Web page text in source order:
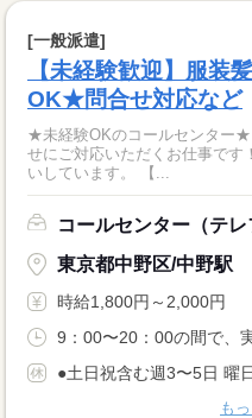
[一般派遣]
【未経験歓迎】服
OK★問合せ対応など
★未経験OKのコールセンター★ お客様からの予約受付や、 お問合
せにご対応いただくお仕事です
いしています。 【...
コールセンター（テレ
東京都中野区/中野駅
時給1,800円～2,000円
9：00〜20：00の間で、
●土日祝含む週3〜5日 曜
も